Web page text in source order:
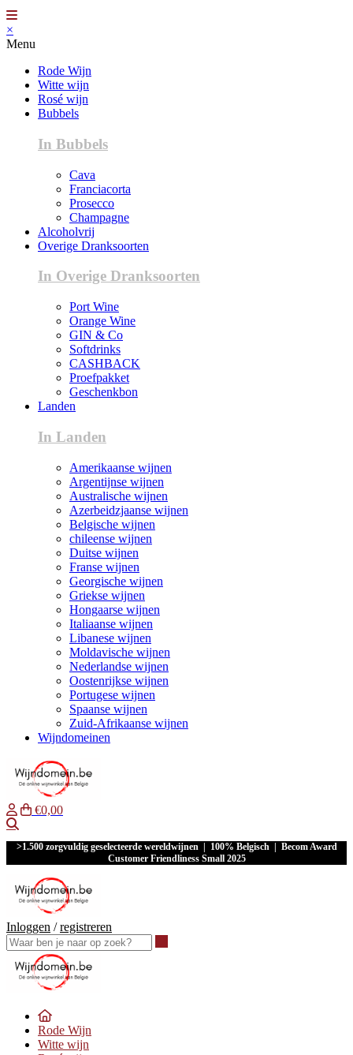
×
Menu
Rode Wijn
Witte wijn
Rosé wijn
Bubbels
In Bubbels
Cava
Franciacorta
Prosecco
Champagne
Alcoholvrij
Overige Dranksoorten
In Overige Dranksoorten
Port Wine
Orange Wine
GIN & Co
Softdrinks
CASHBACK
Proefpakket
Geschenkbon
Landen
In Landen
Amerikaanse wijnen
Argentijnse wijnen
Australische wijnen
Azerbeidzjaanse wijnen
Belgische wijnen
chileense wijnen
Duitse wijnen
Franse wijnen
Georgische wijnen
Griekse wijnen
Hongaarse wijnen
Italiaanse wijnen
Libanese wijnen
Moldavische wijnen
Nederlandse wijnen
Oostenrijkse wijnen
Portugese wijnen
Spaanse wijnen
Zuid-Afrikaanse wijnen
Wijndomeinen
€0,00
>1.500 zorgvuldig geselecteerde wereldwijnen | 100% Belgisch | Becom Award
Customer Friendliness Small 2025
Inloggen /registreren
Rode Wijn
Witte wijn